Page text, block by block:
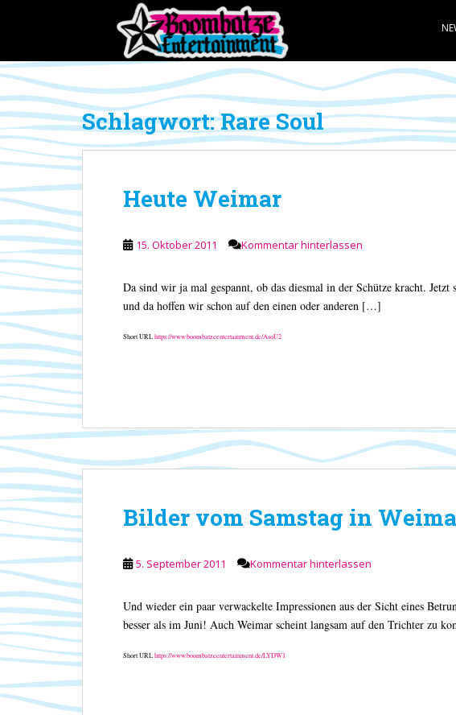
p
t
o
m
a
c
t
e
n
Schlagwort:Rare Soul
Heute Weimar
15. Oktober 2011 Kommentar hinterlassen
Da sind wir ja mal gespannt, ob das diesmal in der Schütze kracht.
und da hoffen wir schon auf den einen oder anderen […]
Short URLhttps://www.boombatzeentertainment.de/AsoU2
Bilder vom Samstag in
5. September 2011 Kommentar hinterlassen
Und wieder ein paar verwackelte Impressionen aus der Sicht eines
besser als im Juni! Auch Weimar scheint langsam auf den Trichter zu
Short URLhttps://www.boombatzeentertainment.de/LYDW1